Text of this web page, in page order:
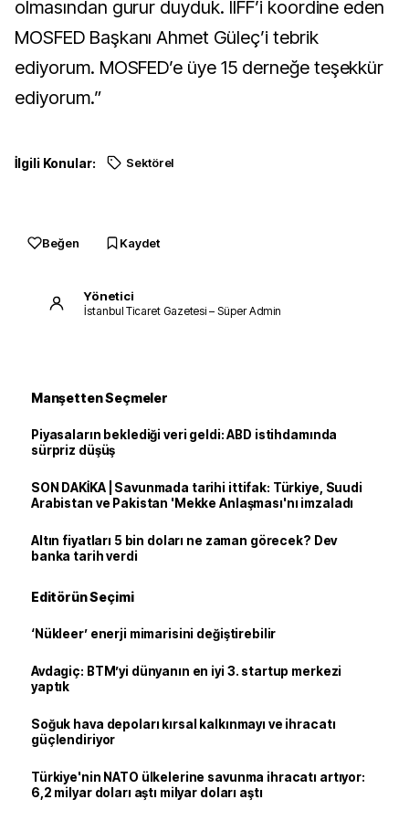
olmasından gurur duyduk. IIFF’i koordine eden
MOSFED Başkanı Ahmet Güleç’i tebrik
ediyorum. MOSFED’e üye 15 derneğe teşekkür
ediyorum.”
İlgili Konular: Sektörel
Beğen Kaydet
Yönetici
İstanbul Ticaret Gazetesi – Süper Admin
Manşetten Seçmeler
Piyasaların beklediği veri geldi: ABD istihdamında
sürpriz düşüş
SON DAKİKA | Savunmada tarihi ittifak: Türkiye, Suudi
Arabistan ve Pakistan 'Mekke Anlaşması'nı imzaladı
Altın fiyatları 5 bin doları ne zaman görecek? Dev
banka tarih verdi
Editörün Seçimi
‘Nükleer’ enerji mimarisini değiştirebilir
Avdagiç: BTM’yi dünyanın en iyi 3. startup merkezi
yaptık
Soğuk hava depoları kırsal kalkınmayı ve ihracatı
güçlendiriyor
Türkiye'nin NATO ülkelerine savunma ihracatı artıyor:
6,2 milyar doları aştı milyar doları aştı